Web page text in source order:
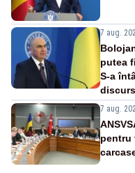
7 aug.
putea
S-a
7 aug.
pentru